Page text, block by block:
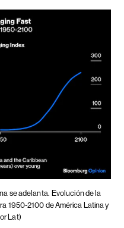
se adelanta. Evolución de la
1950-2100 de América Latina y
Lat)